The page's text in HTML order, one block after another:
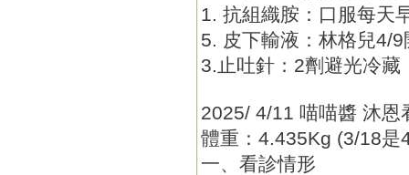
1. 抗組織胺：口服每天
5. 皮下輸液：林格兒4/
3.止吐針：2劑避光冷
2025/ 4/11 喵喵醬 沐恩
體重：4.435Kg (3/18是
一、看診情形